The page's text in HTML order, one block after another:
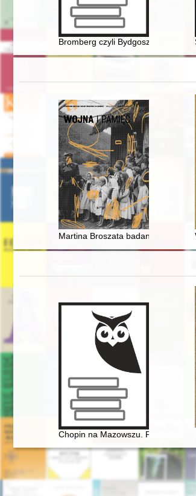
Bromberg czyli Bydgoszcz moich
Martina Broszata badania nad
Chopin na Mazowszu. Przewodnik